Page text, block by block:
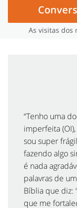
As visitas dos
“Tenho uma
imperfeita
sou super
fazendo algo
é nada
palavras de
Bíblia que diz:
que me